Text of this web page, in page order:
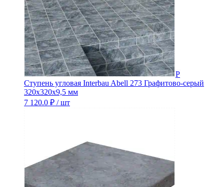
Ступень угловая Interbau Abell 273 Графитово-серый
320x320x9,5 мм
7 120.0 ₽ / шт